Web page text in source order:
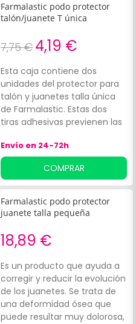
Farmalastic podo protector
talón/juanete T única
7,75 € 4,19 €
Esta caja contiene dos
unidades del protector para
talón y juanetes talla única
de Farmalastic. Estas dos
tiras adhesivas previenen las
rozaduras en estas delicadas
zonas del pie.
Envío en 24-72h
COMPRAR
Farmalastic podo protector
juanete talla pequeña
18,89 €
Es un producto que ayuda a
corregir y reducir la evolución
de los juanetes. Se trata de
una deformidad ósea que
puede resultar muy dolorosa,